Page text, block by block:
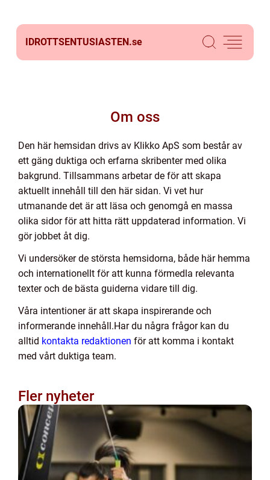
IDROTTSENTUSIASTEN.se
Om oss
Den här hemsidan drivs av Klikko ApS som består av
ett gäng duktiga och erfarna skribenter med olika
bakgrund. Tillsammans arbetar de för att skapa
aktuellt innehåll till den här sidan. Vi vet hur
utmanande det är att läsa och genomgå en massa
olika sidor för att hitta rätt uppdaterad information. Vi
gör jobbet åt dig.
Vi undersöker de största hemsidorna, både här hemma
och internationellt för att kunna förmedla relevanta
texter och de bästa guiderna vidare till dig.
Våra intentioner är att skapa inspirerande och
informerande innehåll.Har du några frågor kan du
alltid kontakta redaktionen för att komma i kontakt
med vårt duktiga team.
Fler nyheter